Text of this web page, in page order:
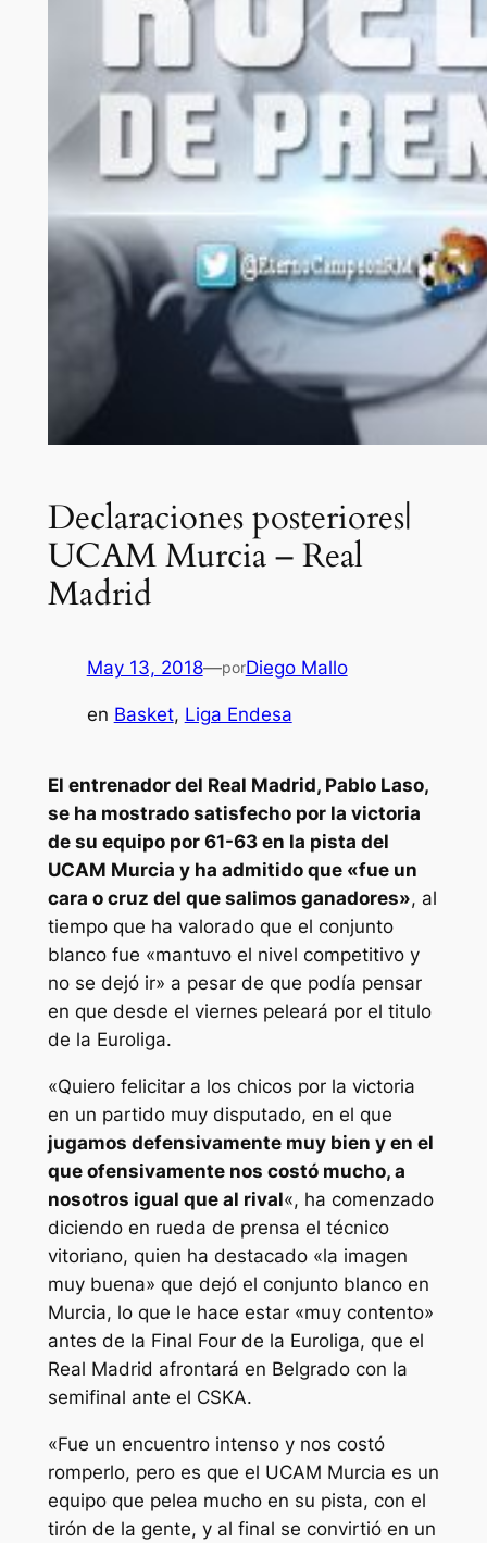
Declaraciones posteriores|
UCAM Murcia – Real
Madrid
May 13, 2018—porDiego Mallo
en Basket, Liga Endesa
El entrenador del Real Madrid, Pablo Laso,
se ha mostrado satisfecho por la victoria
de su equipo por 61-63 en la pista del
UCAM Murcia y ha admitido que «fue un
cara o cruz del que salimos ganadores», al
tiempo que ha valorado que el conjunto
blanco fue «mantuvo el nivel competitivo y
no se dejó ir» a pesar de que podía pensar
en que desde el viernes peleará por el titulo
de la Euroliga.
«Quiero felicitar a los chicos por la victoria
en un partido muy disputado, en el que
jugamos defensivamente muy bien y en el
que ofensivamente nos costó mucho, a
nosotros igual que al rival«, ha comenzado
diciendo en rueda de prensa el técnico
vitoriano, quien ha destacado «la imagen
muy buena» que dejó el conjunto blanco en
Murcia, lo que le hace estar «muy contento»
antes de la Final Four de la Euroliga, que el
Real Madrid afrontará en Belgrado con la
semifinal ante el CSKA.
«Fue un encuentro intenso y nos costó
romperlo, pero es que el UCAM Murcia es un
equipo que pelea mucho en su pista, con el
tirón de la gente, y al final se convirtió en un